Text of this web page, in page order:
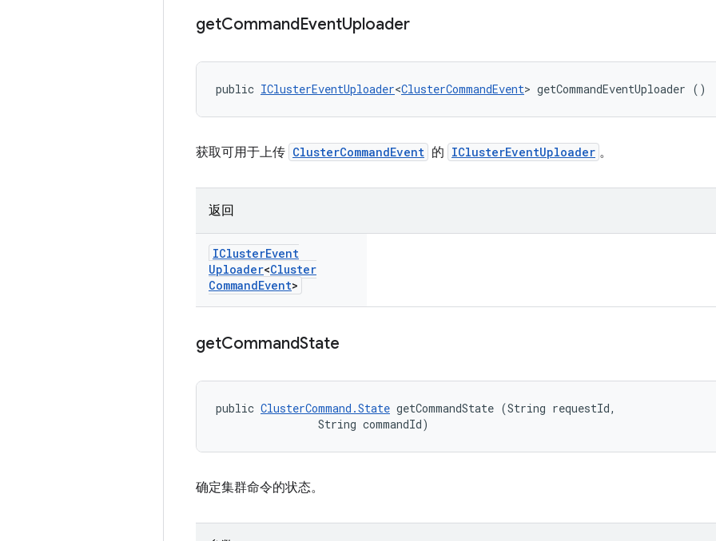
getCommandEventUploader
public IClusterEventUploader<ClusterCommandEvent> getCommandEventUploader ()
获取可用于上传 ClusterCommandEvent 的 IClusterEventUploader 。
返回
IClusterEvent
Uploader<Cluster
CommandEvent>
getCommandState
public ClusterCommand.State getCommandState (String requestId,
                String commandId)
确定集群命令的状态。